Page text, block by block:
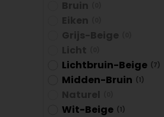
Lichtbruin-Beige (7)
Midden-Bruin (1)
Wit-Beige (1)